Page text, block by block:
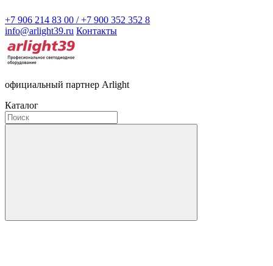
+7 906 214 83 00 / +7 900 352 352 8
info@arlight39.ru Контакты
официальный партнер Arlight
Каталог